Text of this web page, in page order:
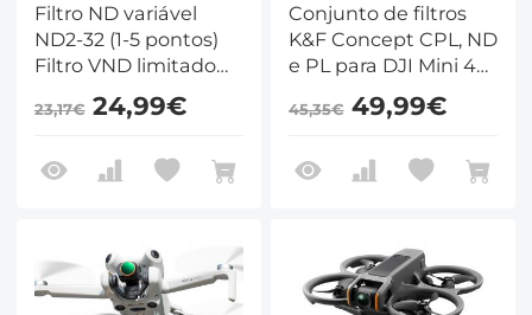
Filtro ND variável
ND2-32 (1-5 pontos)
Filtro VND limitado
compatível com DJI
Mini 4 Pro
23,17€24,99€
Conjunto de filtros
K&F Concept CPL, ND
e PL para DJI Mini 4
Pro 6 Pack (CPL, ND4
e PL, ND8 e PL, ND16
ND64 e PL)
45,35€49,99€